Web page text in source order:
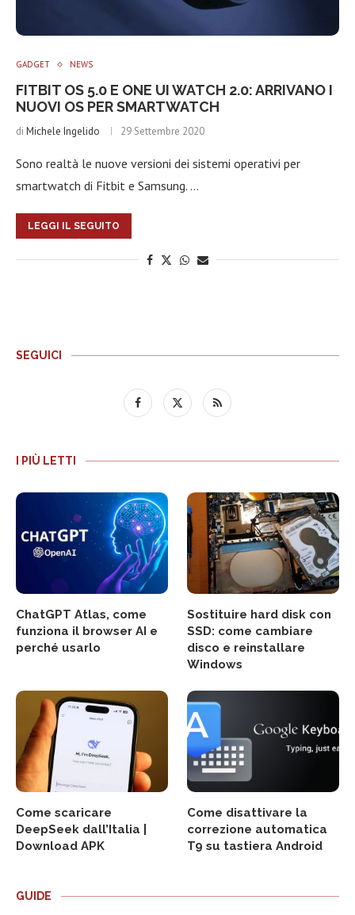
GADGET NEWS
FITBIT OS 5.0 E ONE UI WATCH 2.0: ARRIVANO I
NUOVI OS PER SMARTWATCH
di Michele Ingelido 29 Settembre 2020
Sono realtà le nuove versioni dei sistemi operativi per
smartwatch di Fitbit e Samsung. …
LEGGI IL SEGUITO
SEGUICI
I PIÙ LETTI
ChatGPT Atlas, come
funziona il browser AI e
perché usarlo
Sostituire hard disk con
SSD: come cambiare
disco e reinstallare
Windows
Come scaricare
DeepSeek dall’Italia |
Download APK
Come disattivare la
correzione automatica
T9 su tastiera Android
GUIDE